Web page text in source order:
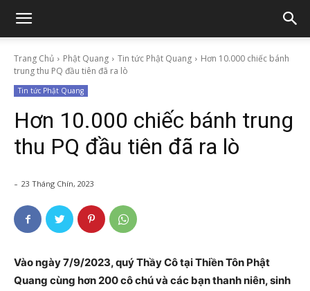
Trang Chủ Phật Quang Tin tức Phật Quang
Hơn 10.000 chiếc bánh
trung thu PQ đầu tiên đã ra lò
Tin tức Phật Quang
Hơn 10.000 chiếc bánh trung
thu PQ đầu tiên đã ra lò
- 23 Tháng Chín, 2023
Vào ngày 7/9/2023, quý Thầy Cô tại Thiền Tôn Phật
Quang cùng hơn 200 cô chú và các bạn thanh niên, sinh